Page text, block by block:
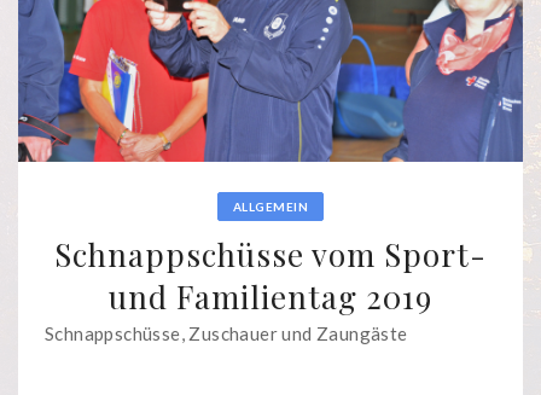
ALLGEMEIN
Schnappschüsse vom Sport-
und Familientag 2019
Schnappschüsse, Zuschauer und Zaungäste